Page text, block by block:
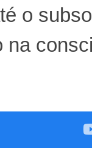
o
na